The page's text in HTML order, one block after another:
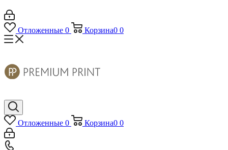
Отложенные 0 Корзина0 0
Отложенные 0 Корзина0 0